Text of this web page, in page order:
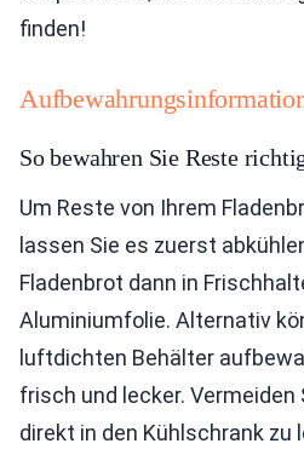
finden!
So bewahren Sie Reste
Um Reste von Ihrem
lassen Sie es zuerst
Fladenbrot dann in
Aluminiumfolie. Alternativ
luftdichten Behälter
frisch und lecker. Vermeiden
direkt in den Kühlschrank zu